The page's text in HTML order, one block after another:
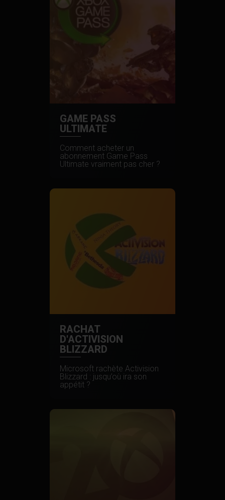
GAME PASS
ULTIMATE
Comment acheter un
abonnement Game Pass
Ultimate vraiment pas cher ?
RACHAT
D'ACTIVISION
BLIZZARD
Microsoft rachète Activision
Blizzard : jusqu’où ira son
appétit ?